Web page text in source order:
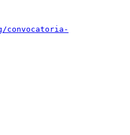
convocatoria-